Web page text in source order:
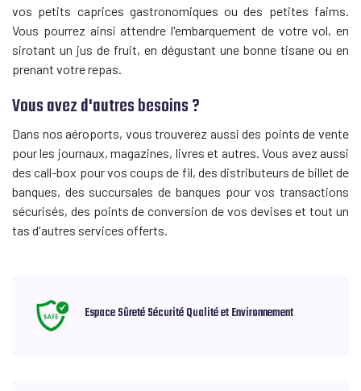
vos petits caprices gastronomiques ou des petites faims.
Vous pourrez ainsi attendre l'embarquement de votre vol, en
sirotant un jus de fruit, en dégustant une bonne tisane ou en
prenant votre repas.
Vous avez d'autres besoins ?
Dans nos aéroports, vous trouverez aussi des points de vente
pour les journaux, magazines, livres et autres. Vous avez aussi
des call-box pour vos coups de fil, des distributeurs de billet de
banques, des succursales de banques pour vos transactions
sécurisés, des points de conversion de vos devises et tout un
tas d'autres services offerts.
Espace Sûreté Sécurité Qualité et Environnement